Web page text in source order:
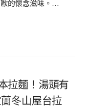
的懷念滋味。…
拉麵！湯頭有
冬山屋台拉